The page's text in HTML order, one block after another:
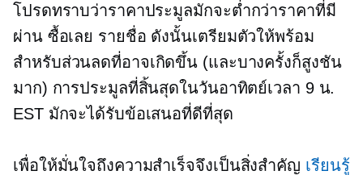
โปรดทราบว่าราคาประมูลมักจะต่ำกว่าราคาที่มี
ผ่าน ซื้อเลย รายชื่อ ดังนั้นเตรียมตัวให้พร้อม
สำหรับส่วนลดที่อาจเกิดขึ้น (และบางครั้งก็สูงชัน
มาก) การประมูลที่สิ้นสุดในวันอาทิตย์เวลา 9 น.
EST มักจะได้รับข้อเสนอที่ดีที่สุด
เพื่อให้มั่นใจถึงความสำเร็จจึงเป็นสิ่งสำคัญ เรียนรู้